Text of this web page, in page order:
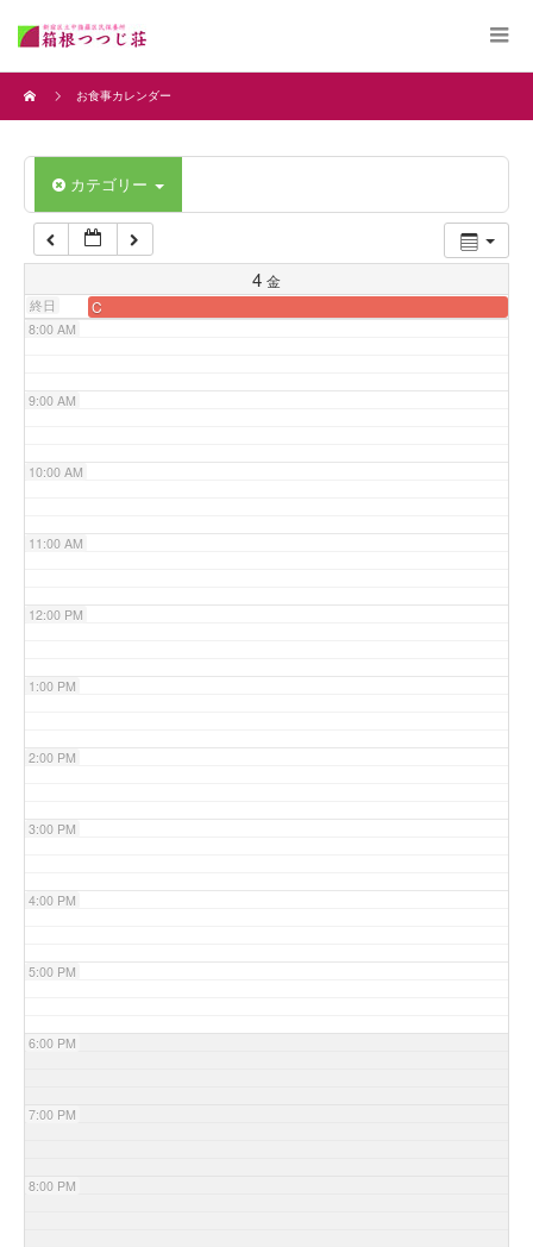
お食事カレンダー
カテゴリー
4 金
終日 C
4:00 AM
6:00 AM
7:00 AM
8:00 AM
9:00 AM
10:00 AM
11:00 AM
12:00 PM
1:00 PM
2:00 PM
3:00 PM
4:00 PM
5:00 PM
6:00 PM
7:00 PM
8:00 PM